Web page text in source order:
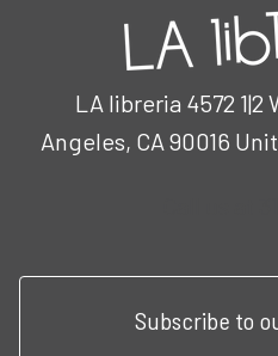
LA libreria 4572 1|2
Angeles, CA 90016
Subscribe to